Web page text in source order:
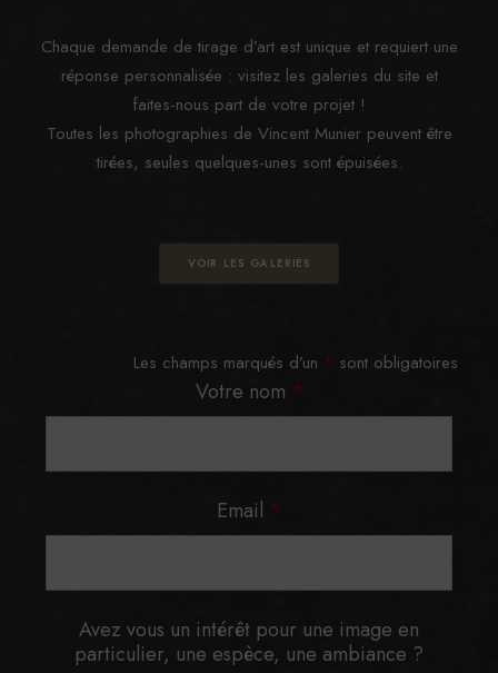
Chaque demande de tirage d’art est unique et requiert une
réponse personnalisée : visitez les galeries du site et
faites-nous part de votre projet !
Toutes les photographies de Vincent Munier peuvent être
tirées, seules quelques-unes sont épuisées.
VOIR LES GALERIES
Les champs marqués d’un * sont obligatoires
Votre nom *
Email *
Avez vous un intérêt pour une image en
particulier, une espèce, une ambiance ?